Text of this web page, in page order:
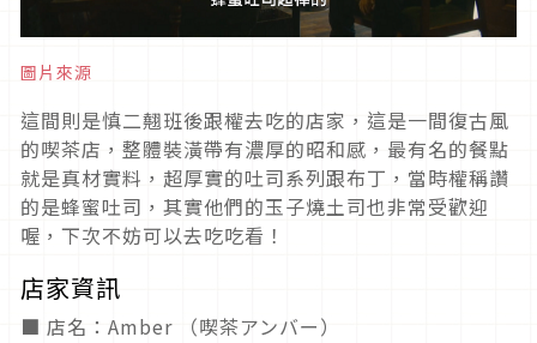
圖片來源
這間則是慎二翹班後跟權去吃的店家，這是一間復古風
的喫茶店，整體裝潢帶有濃厚的昭和感，最有名的餐點
就是真材實料，超厚實的吐司系列跟布丁，當時權稱讚
的是蜂蜜吐司，其實他們的玉子燒土司也非常受歡迎
喔，下次不妨可以去吃吃看！
店家資訊
■ 店名：Amber （喫茶アンバー）